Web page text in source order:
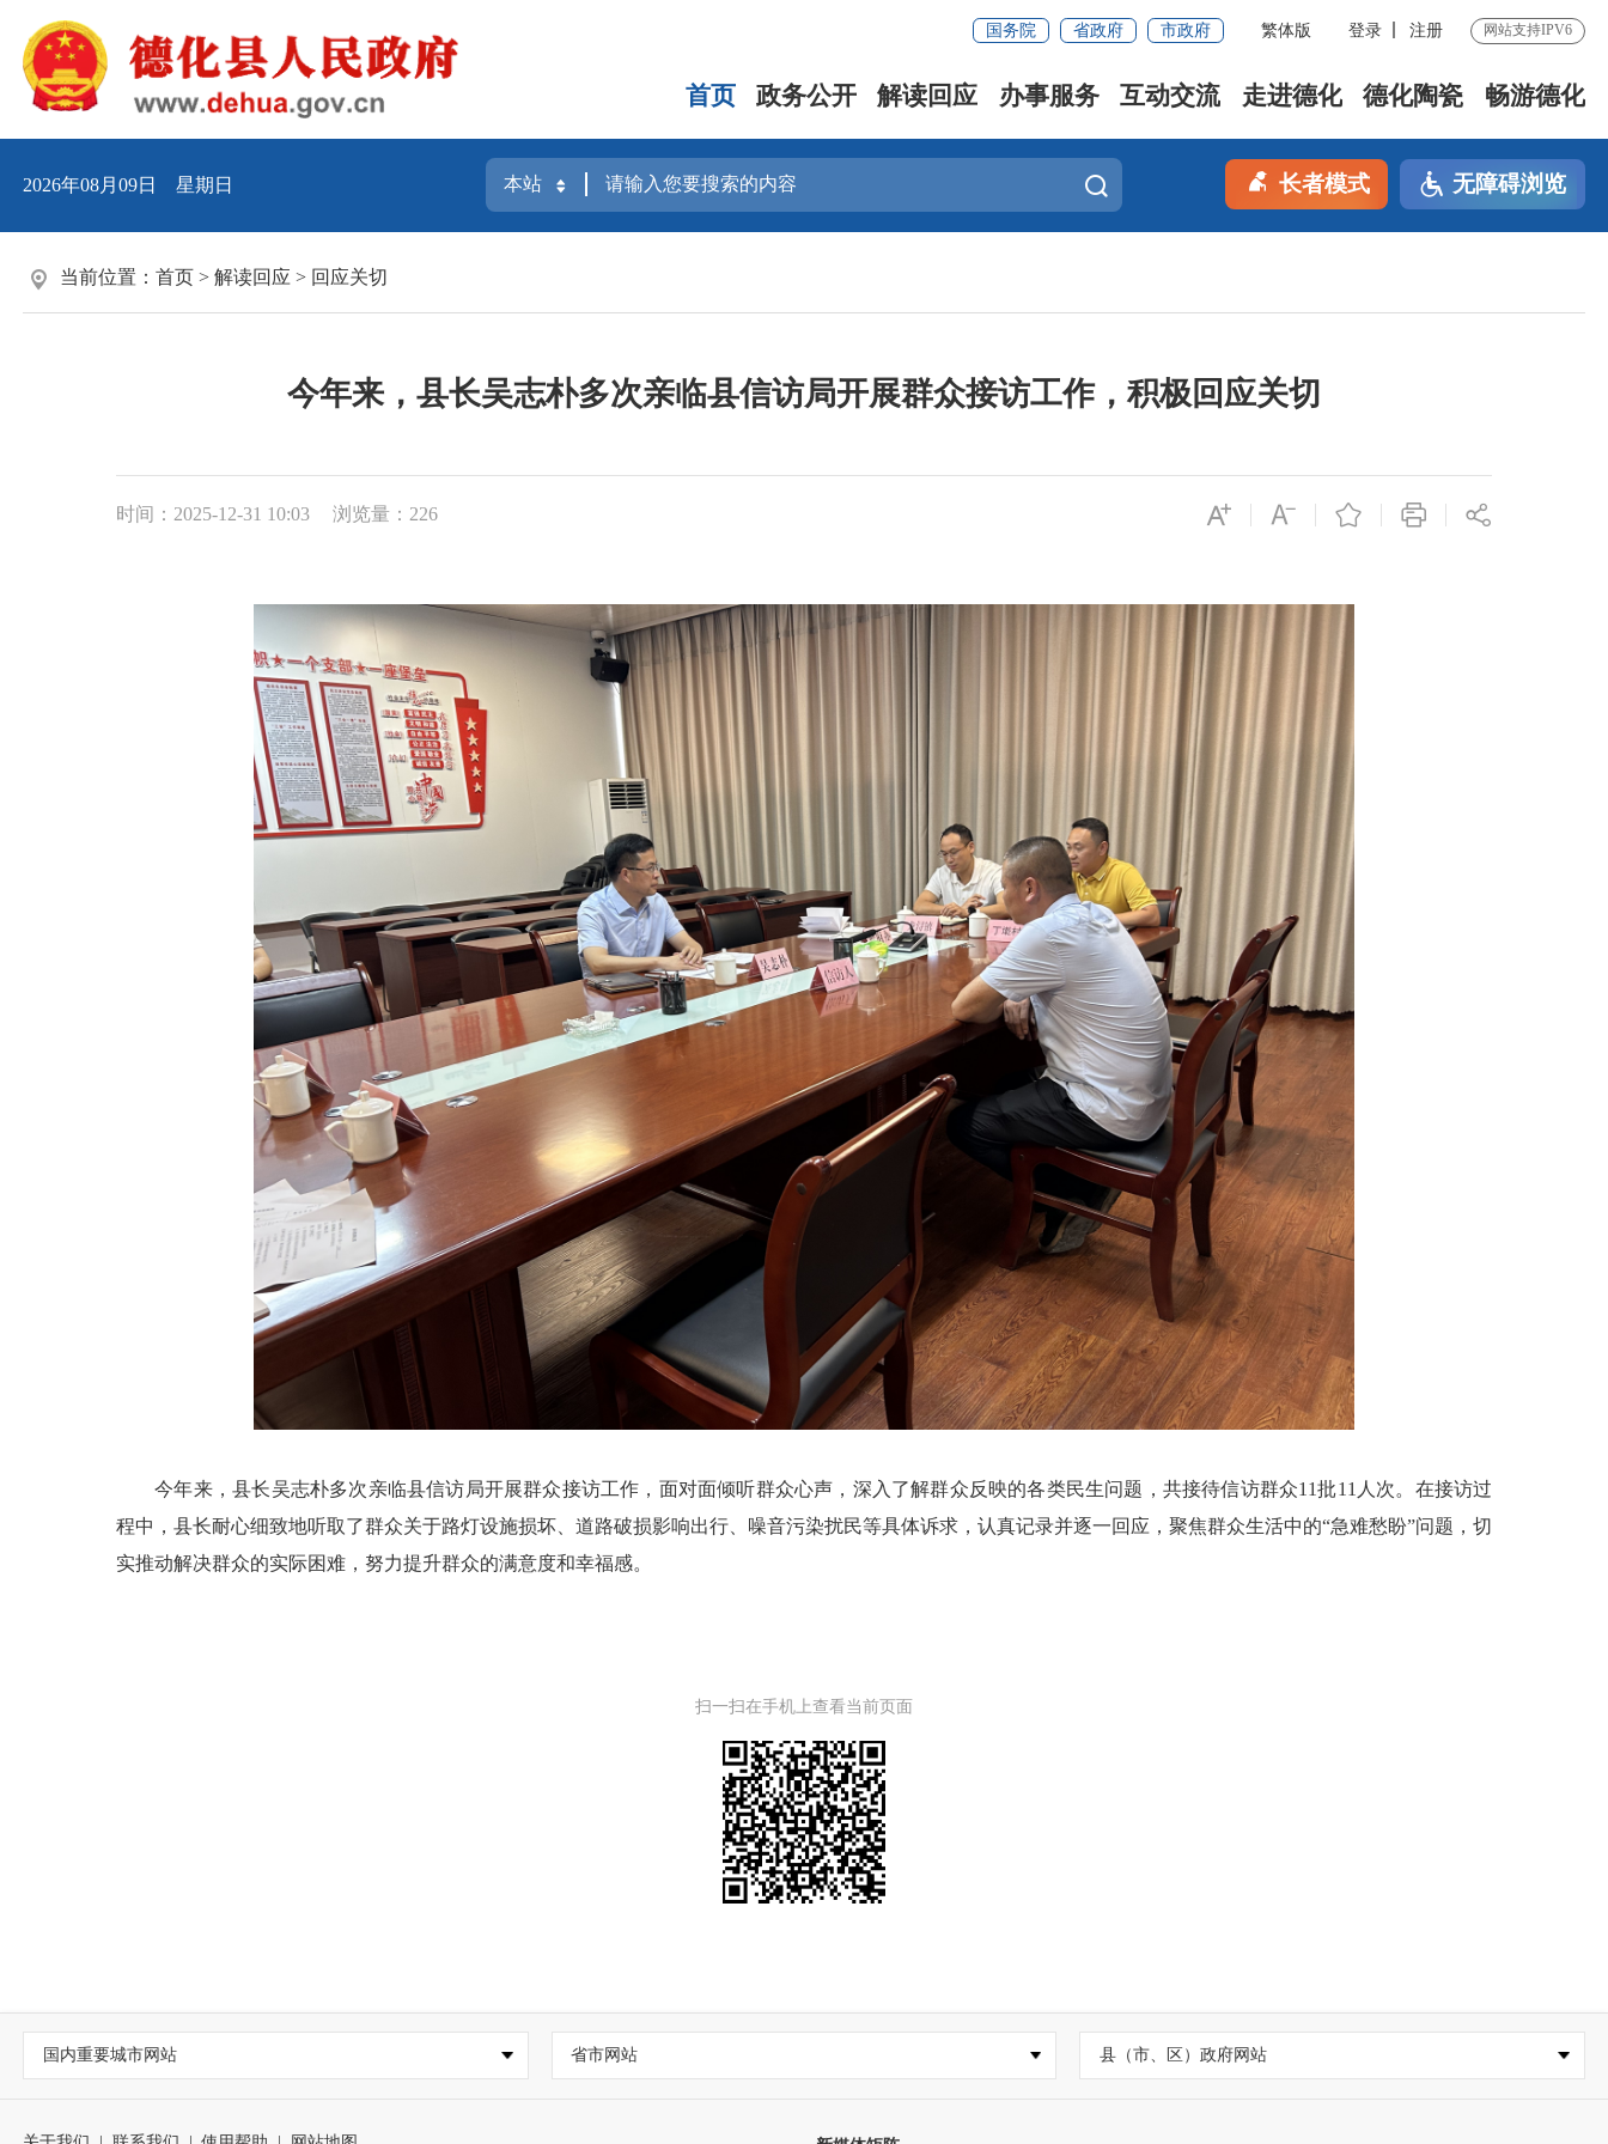
国务院 省政府 市政府 繁体版 登录 注册 网站支持IPV6
首页 政务公开 解读回应 办事服务 互动交流 走进德化 德化陶瓷 畅游德化
2026年08月09日 星期日 长者模式 无障碍浏览
当前位置： 首页 > 解读回应 > 回应关切
今年来，县长吴志朴多次亲临县信访局开展群众接访工作，积极回应关切
时间：2025-12-31 10:03 浏览量： 226
今年来，县长吴志朴多次亲临县信访局开展群众接访工作，面对面倾听群众心声，深入了解群众反映的各类民生问题，共接待信访群众11批11人次。在接访过
程中，县长耐心细致地听取了群众关于路灯设施损坏、道路破损影响出行、噪音污染扰民等具体诉求，认真记录并逐一回应，聚焦群众生活中的“急难愁盼”问题，切
实推动解决群众的实际困难，努力提升群众的满意度和幸福感。
扫一扫在手机上查看当前页面
国内重要城市网站 省市网站 县（市、区）政府网站